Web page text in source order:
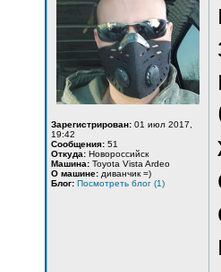
Зарегистрирован: 01 июл 2017,
19:42
Сообщения: 51
Откуда: Новороссийск
Машина: Toyota Vista Ardeo
О машине: диванчик =)
Блог: Посмотреть блог (1)